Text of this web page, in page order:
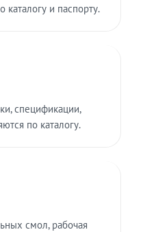
каталогу и паспорту.
спецификации,
по каталогу.
смол, рабочая